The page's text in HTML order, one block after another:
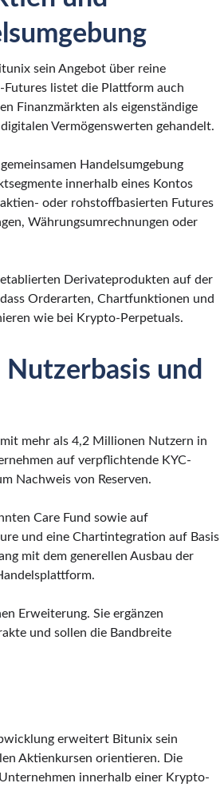
sein Angebot über reine
Futures listet die Plattform auch
Finanzmärkten als eigenständige
Vermögenswerten gehandelt.
Handelsumgebung
innerhalb eines Kontos
oder rohstoffbasierten Futures
Währungsumrechnungen oder
Derivateprodukten auf der
Orderarten, Chartfunktionen und
wie bei Krypto-Perpetuals.
und
mehr als 4,2 Millionen Nutzern in
auf verpflichtende KYC-
Nachweis von Reserven.
Care Fund sowie auf
und eine Chartintegration auf Basis
mit dem generellen Ausbau der
Erweiterung. Sie ergänzen
und sollen die Bandbreite
erweitert Bitunix sein
Aktienkursen orientieren. Die
innerhalb einer Krypto-